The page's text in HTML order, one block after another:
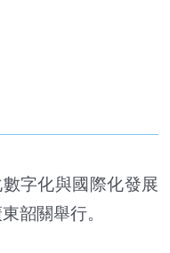
字化與國際化發展
韶關舉行。